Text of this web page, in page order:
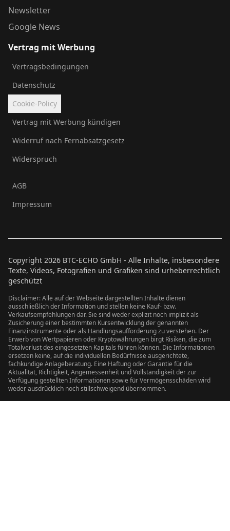
Newsletter
Google News
Vertrag mit Werbung
Vertragsbedingungen
Datenschutz
Cookie-Policy
Vertrag mit Werbung kündigen
Widerruf nach Fernabsatzgesetz
Widerspruch
AGB
Impressum
Copyright 2026 BTC-ECHO GmbH - Alle Inhalte, insbesondere
Texte, Videos, Fotografien und Grafiken sind urheberrechtlich
geschützt
Disclaimer: Alle auf der Webseite dargestellten Inhalte dienen
ausschließlich der Information und stellen keine Kauf- bzw.
Verkaufsempfehlungen dar. Sie sind weder explizit noch implizit als
Zusicherung einer bestimmten Kursentwicklung der genannten
Finanzinstrumente oder als Handlungsaufforderung zu verstehen. Der
Erwerb von Wertpapieren oder Kryptowährungen birgt Risiken, die zum
Totalverlust des eingesetzten Kapitals führen können. Die Informationen
ersetzen keine, auf die individuellen Bedürfnisse ausgerichtete,
fachkundige Anlageberatung. Eine Haftung oder Garantie für die
Aktualität, Richtigkeit, Angemessenheit und Vollständigkeit der zur
Verfügung gestellten Informationen sowie für Vermögensschäden wird
weder ausdrücklich noch stillschweigend übernommen.